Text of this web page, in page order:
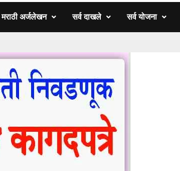
मराठी अर्जलेखन सर्व दाखले सर्व योजना